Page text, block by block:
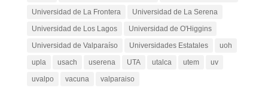
Universidad de La Frontera
Universidad de La Serena
Universidad de Los Lagos
Universidad de O'Higgins
Universidad de Valparaíso
Universidades Estatales
uoh
upla
usach userena UTA utalca utem
uv
uvalpo
vacuna valparaiso